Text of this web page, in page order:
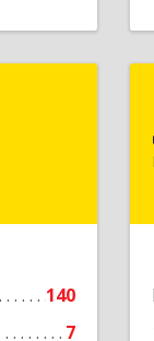
140
7
№ 112